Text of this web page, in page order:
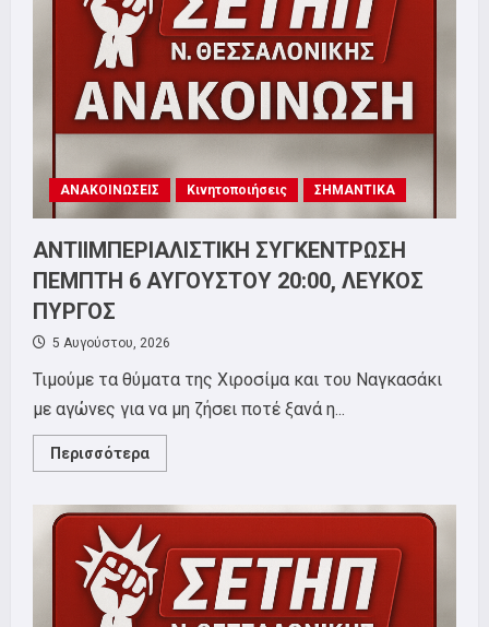
ΑΝΑΚΟΙΝΩΣΕΙΣ Κινητοποιήσεις ΣΗΜΑΝΤΙΚΑ
ΑΝΤΙΙΜΠΕΡΙΑΛΙΣΤΙΚΗ ΣΥΓΚΕΝΤΡΩΣΗ
ΠΕΜΠΤΗ 6 ΑΥΓΟΥΣΤΟΥ 20:00, ΛΕΥΚΟΣ
ΠΥΡΓΟΣ
5 Αυγούστου, 2026
Τιμούμε τα θύματα της Χιροσίμα και του Ναγκασάκι
με αγώνες για να μη ζήσει ποτέ ξανά η...
Περισσότερα
more
ΣΥΓΚΕΝΤΡΩΣΗ
6
ΑΥΓΟΥΣΤΟΥ
20:00,
ΛΕΥΚΟΣ
ΠΥΡΓΟΣ